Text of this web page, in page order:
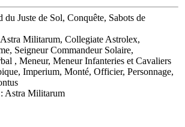
du Juste de Sol, Conquête, Sabots de
Militarum, Collegiate Astrolex,
Seigneur Commandeur Solaire,
, Meneur, Meneur Infanteries et Cavaliers
Imperium, Monté, Officier, Personnage,
: Astra Militarum